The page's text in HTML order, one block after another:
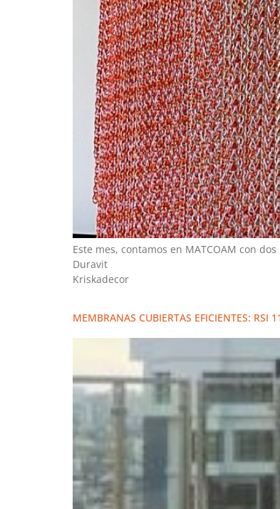
Este mes, contamos en MATCOAM con
Duravit
Kriskadecor
MEMBRANAS CUBIERTAS EFICIENTES: RSI